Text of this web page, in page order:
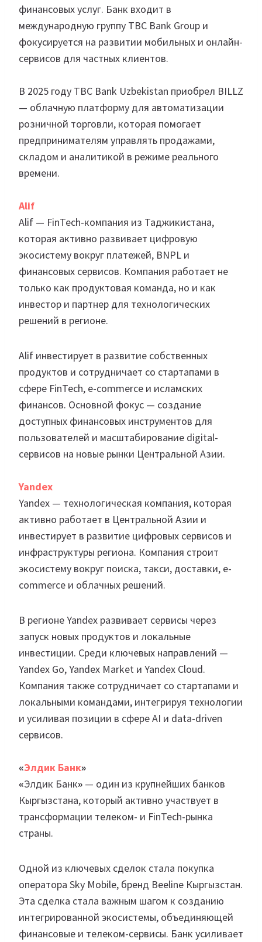
финансовых услуг. Банк входит в
международную группу TBC Bank Group и
фокусируется на развитии мобильных и онлайн-
сервисов для частных клиентов.
В 2025 году TBC Bank Uzbekistan приобрел BILLZ
— облачную платформу для автоматизации
розничной торговли, которая помогает
предпринимателям управлять продажами,
складом и аналитикой в режиме реального
времени.
Alif
Alif — FinTech-компания из Таджикистана,
которая активно развивает цифровую
экосистему вокруг платежей, BNPL и
финансовых сервисов. Компания работает не
только как продуктовая команда, но и как
инвестор и партнер для технологических
решений в регионе.
Alif инвестирует в развитие собственных
продуктов и сотрудничает со стартапами в
сфере FinTech, e-commerce и исламских
финансов. Основной фокус — создание
доступных финансовых инструментов для
пользователей и масштабирование digital-
сервисов на новые рынки Центральной Азии.
Yandex
Yandex — технологическая компания, которая
активно работает в Центральной Азии и
инвестирует в развитие цифровых сервисов и
инфраструктуры региона. Компания строит
экосистему вокруг поиска, такси, доставки, e-
commerce и облачных решений.
В регионе Yandex развивает сервисы через
запуск новых продуктов и локальные
инвестиции. Среди ключевых направлений —
Yandex Go, Yandex Market и Yandex Cloud.
Компания также сотрудничает со стартапами и
локальными командами, интегрируя технологии
и усиливая позиции в сфере AI и data-driven
сервисов.
«Элдик Банк»
«Элдик Банк» — один из крупнейших банков
Кыргызстана, который активно участвует в
трансформации телеком- и FinTech-рынка
страны.
Одной из ключевых сделок стала покупка
оператора Sky Mobile, бренд Beeline Кыргызстан.
Эта сделка стала важным шагом к созданию
интегрированной экосистемы, объединяющей
финансовые и телеком-сервисы. Банк усиливает